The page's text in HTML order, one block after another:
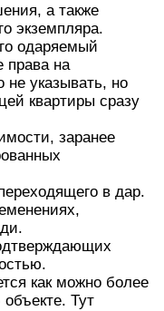
а также
экземпляра.
одаряемый
права на
указывать, но
квартиры сразу
заранее
в дар.
как можно более
Тут